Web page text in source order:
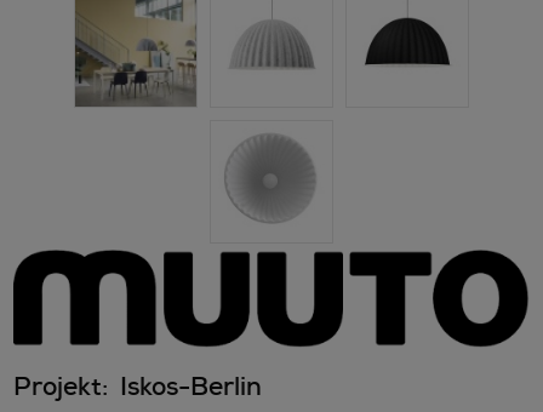
Projekt: Iskos-Berlin